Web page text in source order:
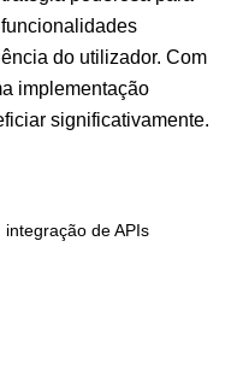
do utilizador. Com
implementação
significativamente.
integração de APIs